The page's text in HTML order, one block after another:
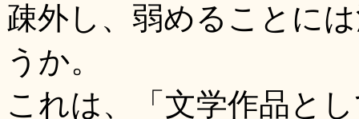
疎外し、弱めることに
うか。
これは、「文学作品と